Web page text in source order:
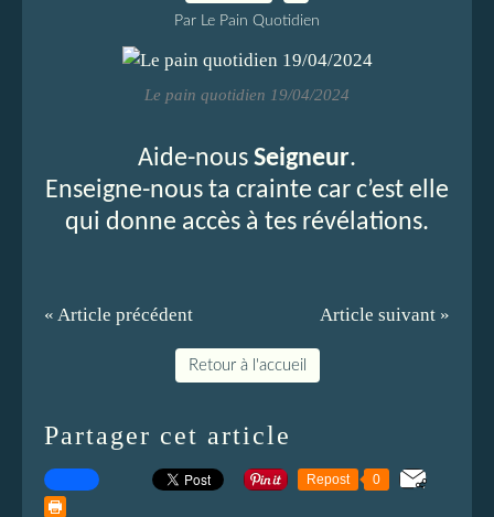
Par Le Pain Quotidien
Le pain quotidien 19/04/2024
Aide-nous Seigneur.
Enseigne-nous ta crainte car c’est elle
qui donne accès à tes révélations.
« Article précédent Article suivant »
Retour à l'accueil
Partager cet article
Repost 0